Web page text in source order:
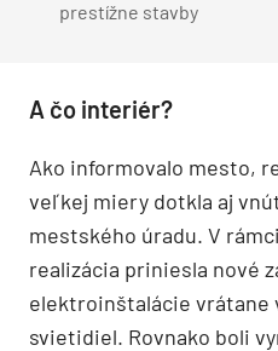
prestížne stavby
A čo interiér?
Ako informovalo mesto,
veľkej miery dotkla aj
mestského úradu. V
realizácia priniesla nové
elektroinštalácie vrátane
svietidiel. Rovnako boli